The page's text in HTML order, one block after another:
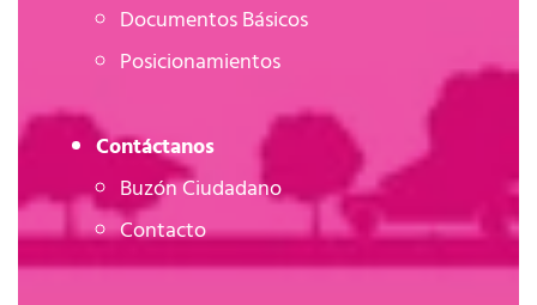
Documentos Básicos
Posicionamientos
Contáctanos
Buzón Ciudadano
Contacto